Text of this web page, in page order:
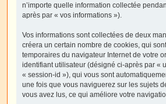
n’importe quelle information collectée
après par « vos informations »).
Vos informations sont collectées de deux
créera un certain nombre de cookies, qui
temporaires du navigateur Internet de votre
identifiant utilisateur (désigné ci-après par «
« session-id »), qui vous sont
une fois que vous naviguerez sur les sujets
vous avez lus, ce qui améliore votre